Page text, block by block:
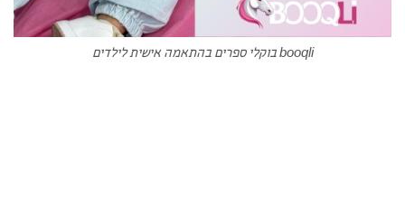
booqli בוקלי ספרים בהתאמה אישית לילדים